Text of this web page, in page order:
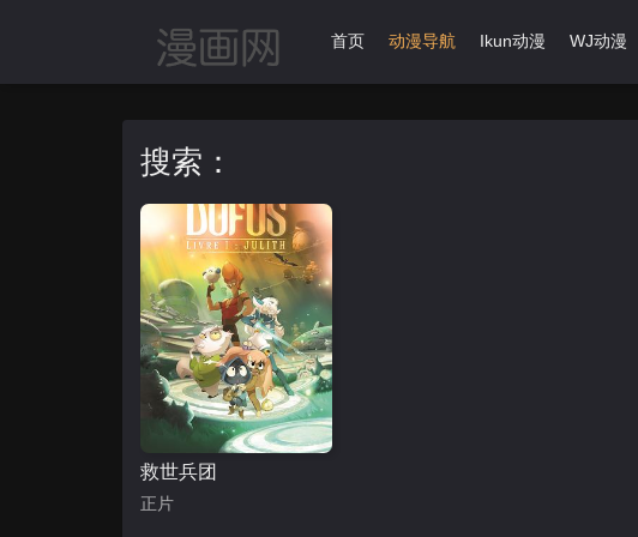
首页 动漫导航 Ikun动漫 WJ动漫
搜索：
救世兵团
正片